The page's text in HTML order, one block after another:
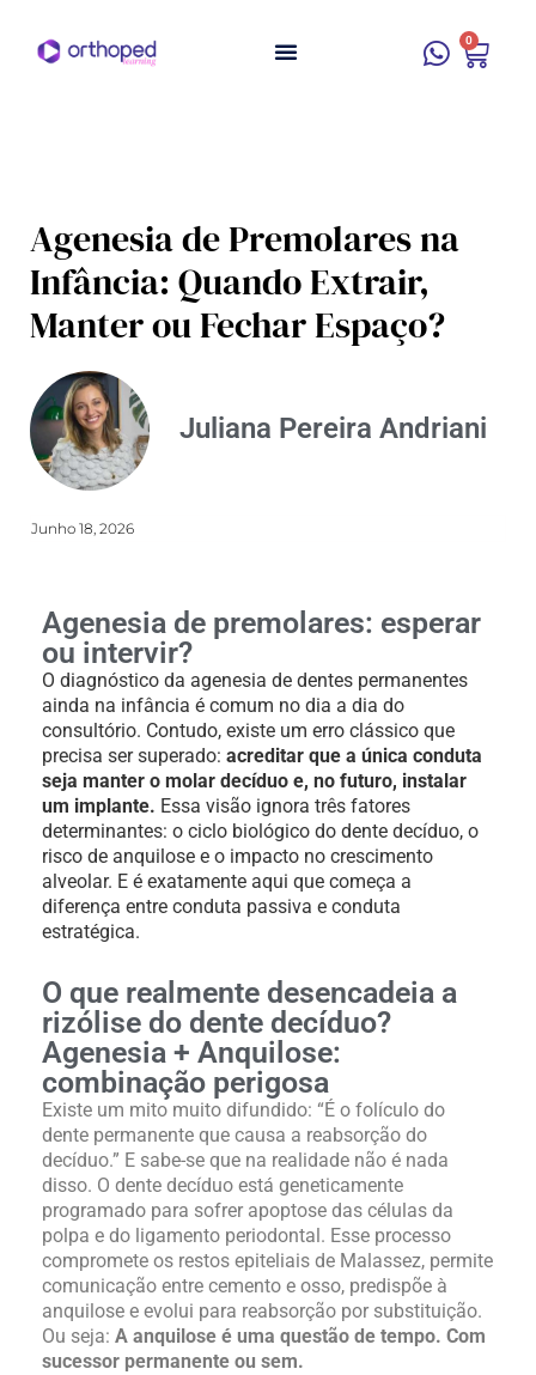
0
Agenesia de Premolares na
Infância: Quando Extrair,
Manter ou Fechar Espaço?
Juliana Pereira Andriani
Junho 18, 2026
Agenesia de premolares: esperar
ou intervir?
O diagnóstico da agenesia de dentes permanentes
ainda na infância é comum no dia a dia do
consultório. Contudo, existe um erro clássico que
precisa ser superado: acreditar que a única conduta
seja manter o molar decíduo e, no futuro, instalar
um implante. Essa visão ignora três fatores
determinantes: o ciclo biológico do dente decíduo, o
risco de anquilose e o impacto no crescimento
alveolar. E é exatamente aqui que começa a
diferença entre conduta passiva e conduta
estratégica.
O que realmente desencadeia a
rizólise do dente decíduo?
Agenesia + Anquilose:
combinação perigosa
Existe um mito muito difundido: “É o folículo do
dente permanente que causa a reabsorção do
decíduo.” E sabe-se que na realidade não é nada
disso. O dente decíduo está geneticamente
programado para sofrer apoptose das células da
polpa e do ligamento periodontal. Esse processo
compromete os restos epiteliais de Malassez, permite
comunicação entre cemento e osso, predispõe à
anquilose e evolui para reabsorção por substituição.
Ou seja: A anquilose é uma questão de tempo. Com
sucessor permanente ou sem.